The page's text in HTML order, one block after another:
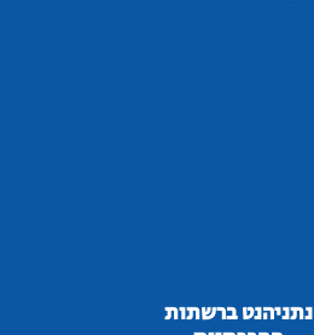
נתניהנט ברשתות